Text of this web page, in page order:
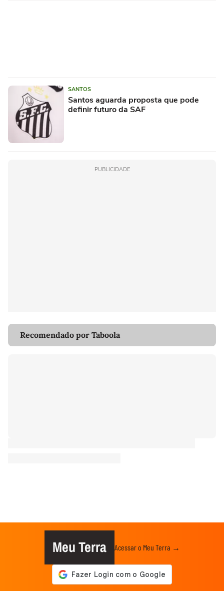
SANTOS
Santos aguarda proposta que pode
definir futuro da SAF
PUBLICIDADE
Recomendado por Taboola
Meu Terra Acessar o Meu Terra →